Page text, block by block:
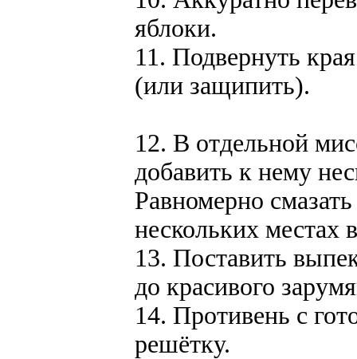
яблоки.
11. Подвернуть
(или защипить).
12. В отдельной
добавить к нему
Равномерно
нескольких местах
13. Поставить
до красивого
14. Противень с
решётку.